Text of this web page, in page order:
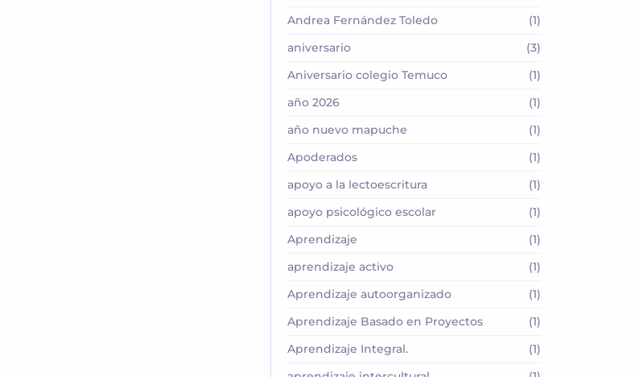
Andrea Fernández Toledo
(1)
aniversario
(3)
Aniversario colegio Temuco
(1)
año 2026
(1)
año nuevo mapuche
(1)
Apoderados
(1)
apoyo a la lectoescritura
(1)
apoyo psicológico escolar
(1)
Aprendizaje
(1)
aprendizaje activo
(1)
Aprendizaje autoorganizado
(1)
Aprendizaje Basado en Proyectos
(1)
Aprendizaje Integral.
(1)